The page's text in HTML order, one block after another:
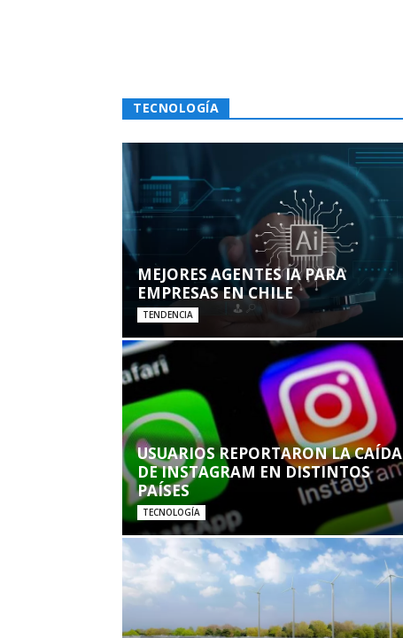
TECNOLOGÍA
MEJORES AGENTES IA PARA
EMPRESAS EN CHILE
TENDENCIA
USUARIOS REPORTARON LA CAÍDA
DE INSTAGRAM EN DISTINTOS
PAÍSES
TECNOLOGÍA